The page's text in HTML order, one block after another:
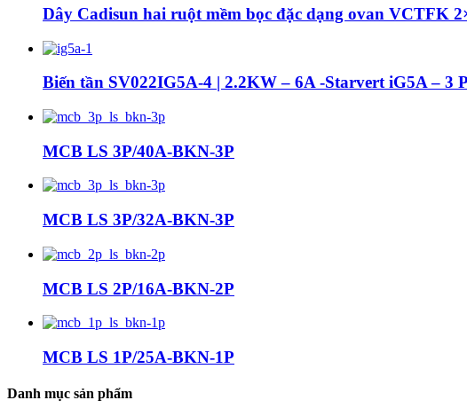
Dây Cadisun hai ruột mềm bọc đặc dạng ovan VCTFK
Biến tần SV022IG5A-4 | 2.2KW – 6A -Starvert iG5A – 3
MCB LS 3P/40A-BKN-3P
MCB LS 3P/32A-BKN-3P
MCB LS 2P/16A-BKN-2P
MCB LS 1P/25A-BKN-1P
Danh mục sản phẩm